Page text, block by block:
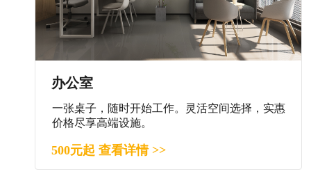
办公室
一张桌子，随时开始工作。灵活空间选择，实惠
价格尽享高端设施。
500元起 查看详情 >>